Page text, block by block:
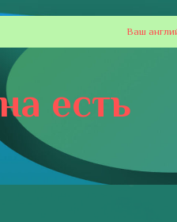
Ваш
есть